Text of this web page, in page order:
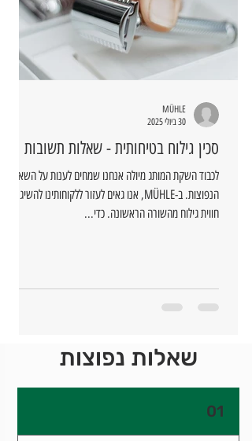
סכין גילוח בטיחותית - שאלות תשובות
לכבוד השקת המותג מיולה אנחנו שמחים לענות על השאלות
הנפוצות. ב-MÜHLE, אנו גאים לעזור ללקוחותינו להשיג
חווית גילוח מהשורה הראשונה. כדי...
MÜHLE
30 ביולי 2025
שאלות נפוצות
01